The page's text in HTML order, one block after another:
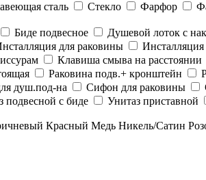
сталь Стекло Фарфор
Биде подвесное Душевой лоток с
для раковины Инсталляция
Клавиша смыва на расстоянии
Раковина подв.+ кронштейн
душ.под-на Сифон для раковины
подвесной с биде Унитаз приставной
Красный Медь Никель/Сатин